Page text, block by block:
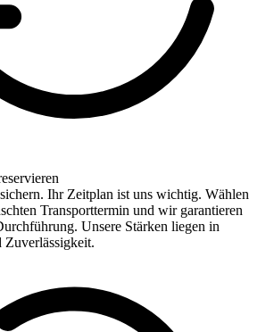
Ihr Zeitplan ist uns wichtig. Wählen
Transporttermin und wir garantieren
Unsere Stärken liegen in